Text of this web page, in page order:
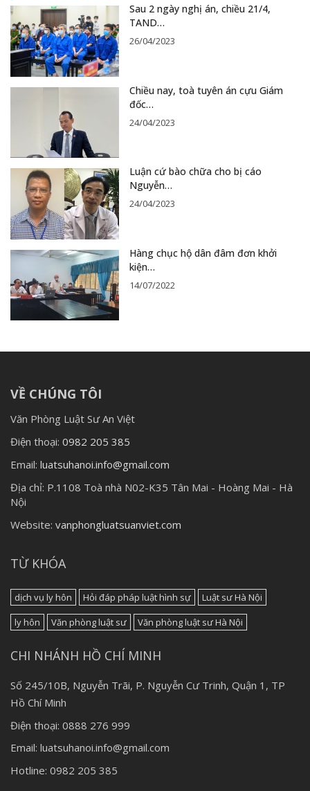
Sau 2 ngày nghị án, chiều 21/4,
TAND…
26/04/2023
Chiều nay, toà tuyên án cựu Giám
đốc…
24/04/2023
Luận cứ bào chữa cho bị cáo
Nguyễn…
24/04/2023
Hàng chục hộ dân đâm đơn khởi
kiện…
14/07/2022
VỀ CHÚNG TÔI
Văn Phòng Luật Sư An Việt
Điện thoại: 0982 205 385
Email: luatsuhanoi.info@gmail.com
Địa chỉ: P.1108 Toà nhà N02-K35 Tân Mai - Hoàng Mai - Hà
Nội
Website: vanphongluatsuanviet.com
TỪ KHÓA
dịch vụ ly hôn Hỏi đáp pháp luật hình sự
Luật sư Hà Nội
ly hôn
Văn phòng luật sư Văn phòng luật sư Hà Nội
CHI NHÁNH HỒ CHÍ MINH
Số 245/10B, Nguyễn Trãi, P. Nguyễn Cư Trinh, Quận 1, TP
Hồ Chí Minh
Điện thoại: 0888 276 999
Email: luatsuhanoi.info@gmail.com
Hotline: 0982 205 385